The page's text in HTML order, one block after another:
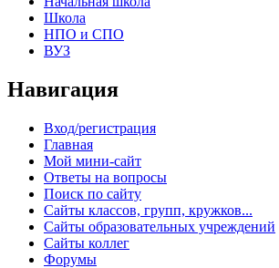
Школа
НПО и СПО
ВУЗ
Навигация
Вход/регистрация
Главная
Мой мини-сайт
Ответы на вопросы
Поиск по сайту
Сайты классов, групп, кружков...
Сайты образовательных учреждений
Сайты коллег
Форумы